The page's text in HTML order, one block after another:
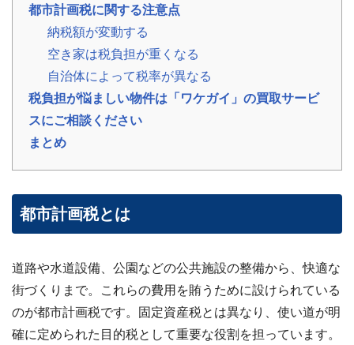
様
レ
ュ
ー
?
よ
く
あ
ご
査
税
金・
共
有
持
分
都市計画税に関する注意点
納税額が変動する
空き家は税負担が重くなる
自治体によって税率が異なる
税負担が悩ましい物件は「ワケガイ」の買取サービ
スにご相談ください
まとめ
都市計画税とは
道路や水道設備、公園などの公共施設の整備から、快適な
街づくりまで。
これらの費用を賄うために設けられている
のが都市計画税です。固定資産税とは異なり、使い道が明
確に定められた目的税として重要な役割を担っています。